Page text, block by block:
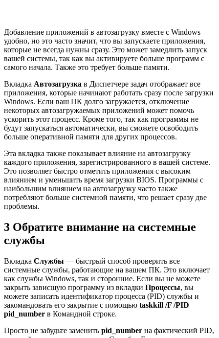
Добавление приложений в автозагрузку вместе с Windows
удобно, но это часто значит, что вы запускаете приложения,
которые не всегда нужны сразу. Это может замедлить запуск
вашей системы, так как вы активируете больше программ с
самого начала. Также это требует больше памяти.
Вкладка Автозагрузка в Диспетчере задач отображает все
приложения, которые начинают работать сразу после загрузки
Windows. Если ваш ПК долго загружается, отключение
некоторых автозагружаемых приложений может помочь
ускорить этот процесс. Кроме того, так как программы не
будут запускаться автоматически, вы сможете освободить
больше оперативной памяти для других процессов.
Эта вкладка также показывает влияние на автозагрузку
каждого приложения, зарегистрированного в вашей системе.
Это позволяет быстро отметить приложения с высоким
влиянием и уменьшить время загрузки BIOS. Программы с
наибольшим влиянием на автозагрузку часто также
потребляют больше системной памяти, что решает сразу две
проблемы.
3 Обратите внимание на системные
службы
Вкладка Службы — быстрый способ проверить все
системные службы, работающие на вашем ПК. Это включает
как службы Windows, так и сторонние. Если вы не можете
закрыть зависшую программу из вкладки Процессы, вы
можете записать идентификатор процесса (PID) службы и
закомандовать его закрытие с помощью taskkill /F /PID
pid_number в Командной строке.
Просто не забудьте заменить pid_number на фактический PID,